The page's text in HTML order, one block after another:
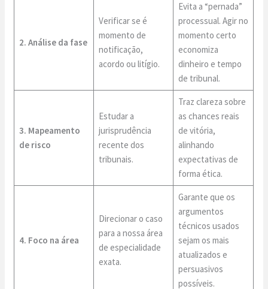
2. Análise da fase
Verificar se é
momento de
notificação,
acordo ou litígio.
Evita a “pernada”
processual. Agir no
momento certo
economiza
dinheiro e tempo
de tribunal.
3. Mapeamento
de risco
Estudar a
jurisprudência
recente dos
tribunais.
Traz clareza sobre
as chances reais
de vitória,
alinhando
expectativas de
forma ética.
4. Foco na área
Direcionar o caso
para a nossa área
de especialidade
exata.
Garante que os
argumentos
técnicos usados
sejam os mais
atualizados e
persuasivos
possíveis.